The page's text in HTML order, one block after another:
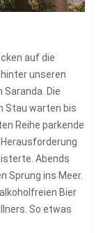
auf die
unseren
Die
Stau warten bis
Reihe parkende
Abends
Sprung ins Meer.
Bier
So etwas